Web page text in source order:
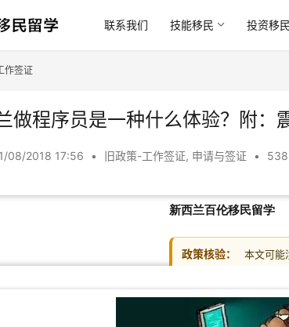
联系我们 技能移民 投资移民
作签证
做程序员是一种什么体验？附：
08/2018 17:56 • 旧政策-工作签证, 申请与签证 •
新西兰百伦移民留学
政策核验：
本文可能
站内最新政策 INZ 官